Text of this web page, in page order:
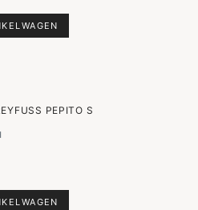
PEPITO S